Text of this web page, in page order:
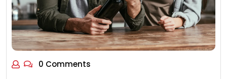
0 Comments